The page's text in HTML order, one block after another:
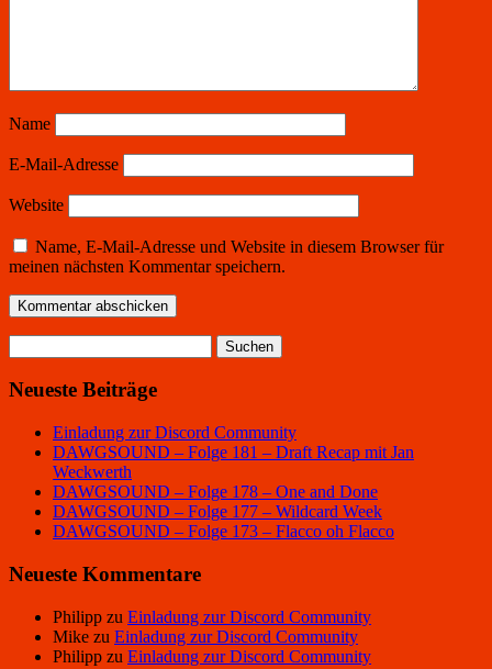
Name
E-Mail-Adresse
Website
Name, E-Mail-Adresse und Website in diesem Browser für
meinen nächsten Kommentar speichern.
nach:
Neueste Beiträge
Einladung zur Discord Community
DAWGSOUND – Folge 181 – Draft Recap mit Jan
Weckwerth
DAWGSOUND – Folge 178 – One and Done
DAWGSOUND – Folge 177 – Wildcard Week
DAWGSOUND – Folge 173 – Flacco oh Flacco
Neueste Kommentare
Philipp zu Einladung zur Discord Community
Mike zu Einladung zur Discord Community
Philipp zu Einladung zur Discord Community